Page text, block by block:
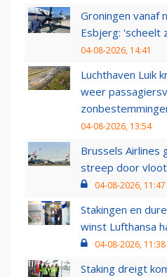
Groningen vanaf
Esbjerg: 'scheelt
04-08-2026, 14:41
Luchthaven Luik
weer
04-08-2026, 13:54
Brussels Airlines
streep door
04-08-2026, 11:47
Stakingen en
winst Lufthansa
04-08-2026, 11:38
Staking dreigt